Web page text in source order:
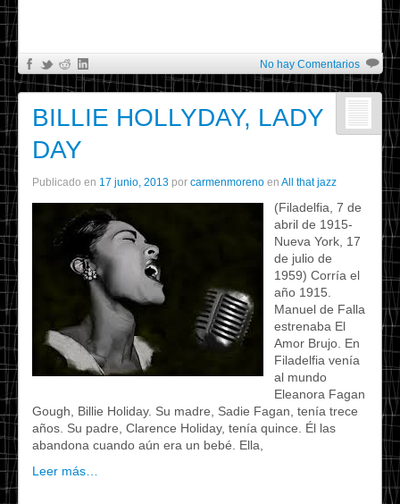
No hay Comentarios
BILLIE HOLLYDAY, LADY
DAY
Publicado en 17 junio, 2013 por carmenmoreno en All that jazz
(Filadelfia, 7 de
abril de 1915-
Nueva York, 17
de julio de
1959) Corría el
año 1915.
Manuel de Falla
estrenaba El
Amor Brujo. En
Filadelfia venía
al mundo
Eleanora Fagan
Gough, Billie Holiday. Su madre, Sadie Fagan, tenía trece
años. Su padre, Clarence Holiday, tenía quince. Él las
abandona cuando aún era un bebé. Ella,
Leer más…